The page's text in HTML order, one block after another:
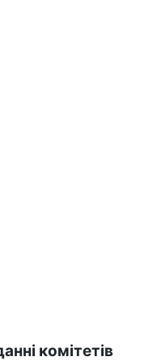
комітетів